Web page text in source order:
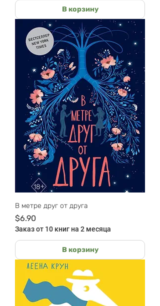
В корзину
В метре друг от друга
Цена
$6.90
Заказ от 10 книг на 2 месяца
В корзину